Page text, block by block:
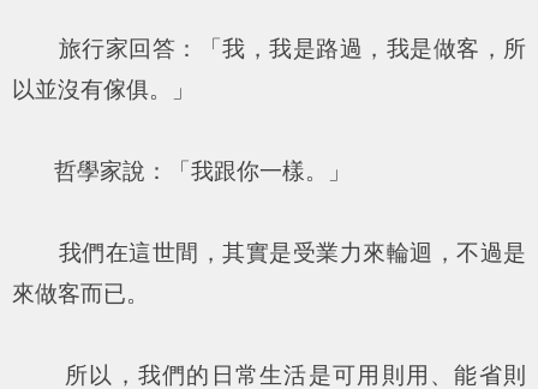
旅行家回答：「我，我是路過，我是做客，所
以並沒有傢俱。」
哲學家說：「我跟你一樣。」
我們在這世間，其實是受業力來輪迴，不過是
來做客而已。
所以，我們的日常生活是可用則用、能省則